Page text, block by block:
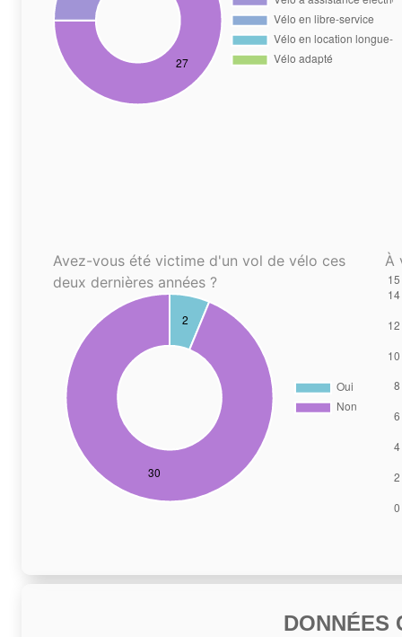
Avez-vous été victime d'un vol de vélo ces
deux dernières années ?
À
DONNÉES